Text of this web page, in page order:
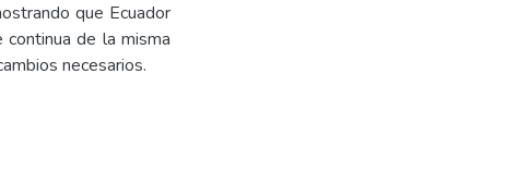
que Ecuador
de la misma
necesarios.